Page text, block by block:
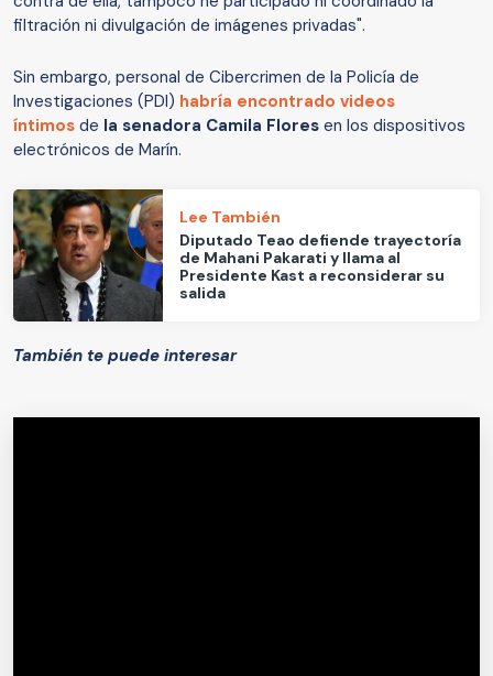
filtración ni divulgación de imágenes privadas".
Sin embargo, personal de Cibercrimen de la Policía de
Investigaciones (PDI) habría encontrado videos
íntimos de la senadora Camila Flores en los dispositivos
electrónicos de Marín.
Lee También
Diputado Teao defiende trayectoría
de Mahani Pakarati y llama al
Presidente Kast a reconsiderar su
salida
También te puede interesar